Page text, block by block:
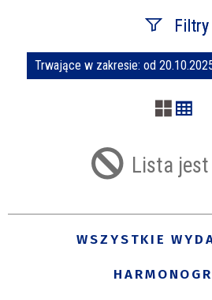
Filtry
Szukana fraza
Trwające w zakresie: od
Lista
WSZYSTKIE